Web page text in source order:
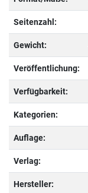
Seitenzahl:
Gewicht:
Veröffentlichung:
Verfügbarkeit:
Kategorien:
Auflage:
Verlag:
Hersteller: